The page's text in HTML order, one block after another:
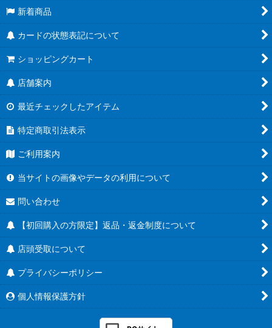
新着商品
カードの状態表記について
ショッピングカート
店舗案内
最近チェックしたアイテム
特定商取引法表示
ご利用案内
当サイトの画像やデータの利用について
問い合わせ
【初回購入の方限定】返品・返金制度について
店頭受取について
プライバシーポリシー
個人情報保護方針